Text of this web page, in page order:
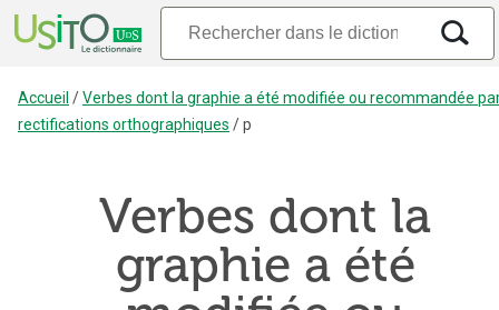
Accueil /Verbes dont la graphie a été modifiée ou recommandée
rectifications orthographiques /p
Verbes dont la
graphie a été